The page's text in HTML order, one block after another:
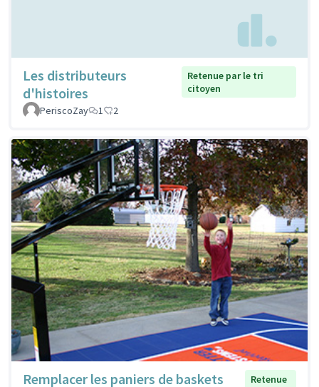
Les distributeurs
d'histoires
Retenue par le tri
citoyen
PeriscoZay
1 2
Remplacer les paniers de baskets
Retenue